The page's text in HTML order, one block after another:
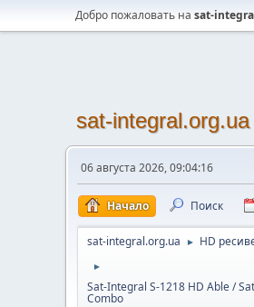
Добро пожаловать на sat-
sat-integral.org.ua
06 августа 2026, 09:04:16
Начало Поиск
sat-integral.org.ua ► HD
►
Sat-Integral S-1218 HD Able /
Combo